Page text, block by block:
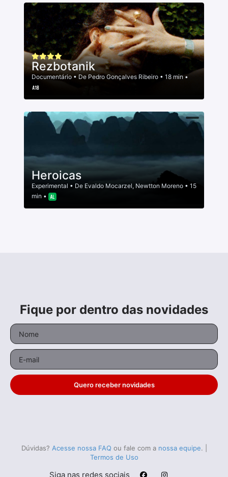
Rezbotanik
Documentário • De Pedro Gonçalves Ribeiro • 18 min •
Heroicas
Experimental • De Evaldo Mocarzel, Newtton Moreno • 15
min •
Fique por dentro das novidades
Quero receber novidades
Dúvidas? Acesse nossa FAQ ou fale com a nossa equipe.
Termos de Uso
Siga nas redes sociais